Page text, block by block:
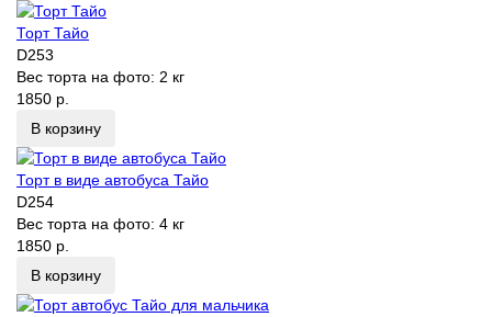
Торт Тайо
D253
Вес торта на фото: 2 кг
1850 р.
В корзину
Торт в виде автобуса Тайо
D254
Вес торта на фото: 4 кг
1850 р.
В корзину